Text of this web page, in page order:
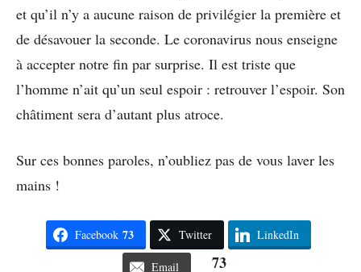
et qu’il n’y a aucune raison de privilégier la première et
de désavouer la seconde. Le coronavirus nous enseigne
à accepter notre fin par surprise. Il est triste que
l’homme n’ait qu’un seul espoir : retrouver l’espoir. Son
châtiment sera d’autant plus atroce.
Sur ces bonnes paroles, n’oubliez pas de vous laver les
mains !
Facebook 73 Twitter LinkedIn
Email 73